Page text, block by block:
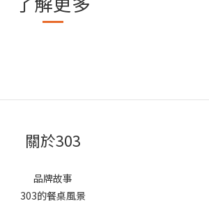
關於303
品牌故事
303的餐桌風景